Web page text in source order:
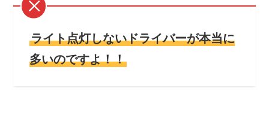
ライト点灯しないドライバーが本当に
多いのですよ！！